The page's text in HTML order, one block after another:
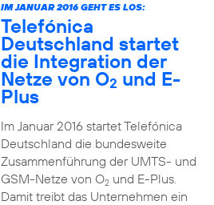
IM JANUAR 2016 GEHT ES LOS:
Telefónica
Deutschland startet
die Integration der
Netze von O2 und E-
Plus
Im Januar 2016 startet Telefónica
Deutschland die bundesweite
Zusammenführung der UMTS- und
GSM-Netze von O2und E-Plus.
Damit treibt das Unternehmen ein